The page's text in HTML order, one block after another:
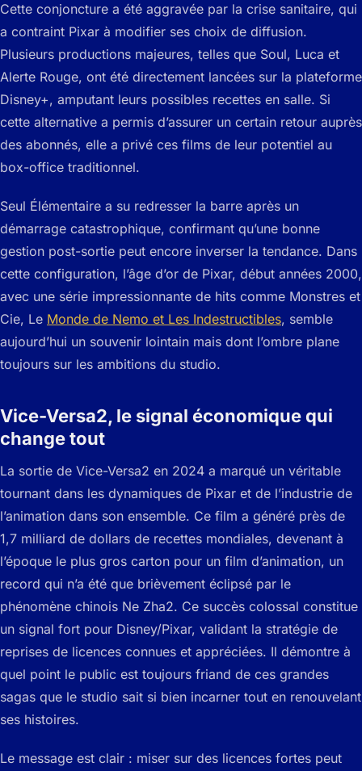
Cette conjoncture a été aggravée par la crise sanitaire, qui
a contraint Pixar à modifier ses choix de diffusion.
Plusieurs productions majeures, telles que Soul, Luca et
Alerte Rouge, ont été directement lancées sur la plateforme
Disney+, amputant leurs possibles recettes en salle. Si
cette alternative a permis d’assurer un certain retour auprès
des abonnés, elle a privé ces films de leur potentiel au
box-office traditionnel.
Seul Élémentaire a su redresser la barre après un
démarrage catastrophique, confirmant qu’une bonne
gestion post-sortie peut encore inverser la tendance. Dans
cette configuration, l’âge d’or de Pixar, début années 2000,
avec une série impressionnante de hits comme Monstres et
Cie, Le Monde de Nemo et Les Indestructibles, semble
aujourd’hui un souvenir lointain mais dont l’ombre plane
toujours sur les ambitions du studio.
Vice-Versa2, le signal économique qui
change tout
La sortie de Vice-Versa2 en 2024 a marqué un véritable
tournant dans les dynamiques de Pixar et de l’industrie de
l’animation dans son ensemble. Ce film a généré près de
1,7 milliard de dollars de recettes mondiales, devenant à
l’époque le plus gros carton pour un film d’animation, un
record qui n’a été que brièvement éclipsé par le
phénomène chinois Ne Zha2. Ce succès colossal constitue
un signal fort pour Disney/Pixar, validant la stratégie de
reprises de licences connues et appréciées. Il démontre à
quel point le public est toujours friand de ces grandes
sagas que le studio sait si bien incarner tout en renouvelant
ses histoires.
Le message est clair : miser sur des licences fortes peut